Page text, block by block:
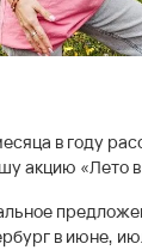
в году
акцию «Лето
в июне,